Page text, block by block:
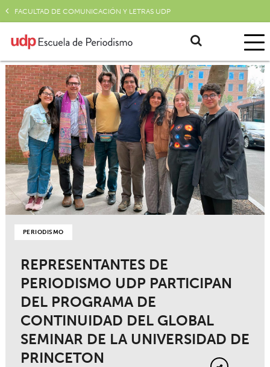
FACULTAD DE COMUNICACIÓN Y LETRAS UDP
PERIODISMO
REPRESENTANTES DE
PERIODISMO UDP PARTICIPAN
DEL PROGRAMA DE
CONTINUIDAD DEL GLOBAL
SEMINAR DE LA UNIVERSIDAD DE
PRINCETON